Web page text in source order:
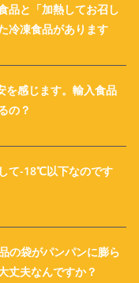
品と「加熱してお召し
冷凍食品があります
感じます。輸入食品
の？
て-18℃以下なのです
の袋がパンパンに膨ら
丈夫なんですか？